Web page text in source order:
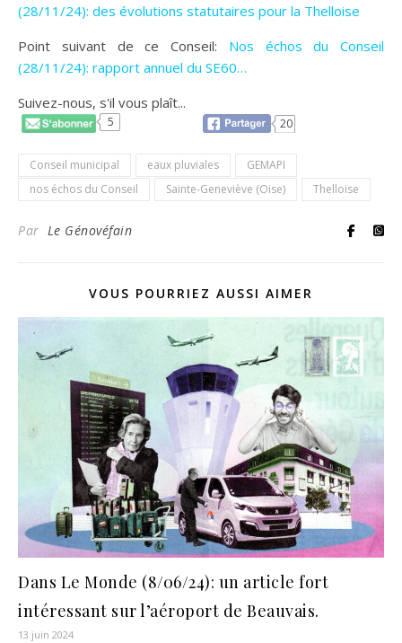
(28/11/24): des évolutions statutaires pour la Thelloise
Point suivant de ce Conseil: Nos échos du Conseil
(28/11/24): rapport annuel du SE60…
Suivez-nous, s'il vous plaît...
5 20
Conseil municipal eaux pluviales
GEMAPI
nos échos du Conseil
Sainte-Geneviève (Oise) Thelloise
Par Le Génovéfain
VOUS POURRIEZ AUSSI AIMER
Dans Le Monde (8/06/24): un article fort
intéressant sur l’aéroport de Beauvais.
13 juin 2024